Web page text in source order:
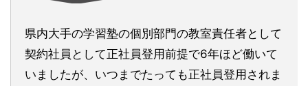
県内大手の学習塾の個別部門の教室責任者として
契約社員として正社員登用前提で6年ほど働いて
いましたが、いつまでたっても正社員登用されま